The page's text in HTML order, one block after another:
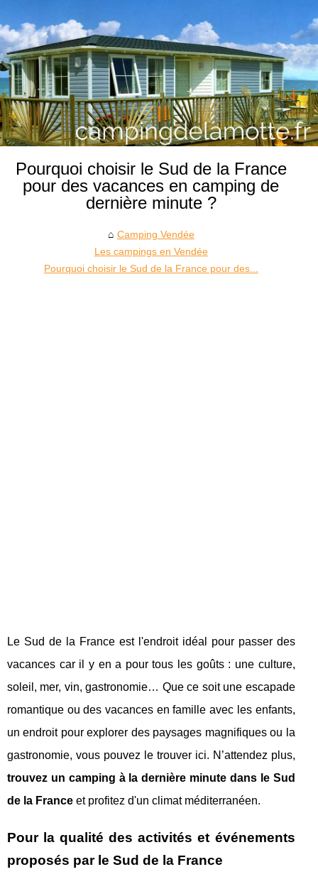
Pourquoi choisir le Sud de la France
pour des vacances en camping de
dernière minute ?
Camping Vendée
Les campings en Vendée
Pourquoi choisir le Sud de la France pour des...
Le Sud de la France est l'endroit idéal pour passer des
vacances car il y en a pour tous les goûts : une culture,
soleil, mer, vin, gastronomie… Que ce soit une escapade
romantique ou des vacances en famille avec les enfants,
un endroit pour explorer des paysages magnifiques ou la
gastronomie, vous pouvez le trouver ici. N’attendez plus,
trouvez un camping à la dernière minute dans le Sud
de la France et profitez d'un climat méditerranéen.
Pour la qualité des activités et événements
proposés par le Sud de la France